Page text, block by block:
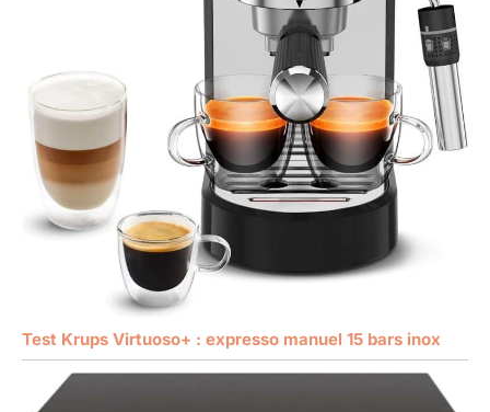
Test Krups Virtuoso+ : expresso manuel 15 bars inox